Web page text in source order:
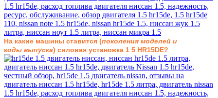
На какие машины ставится (поколения моделей и
годы выпуска) силовая установка 1 5 HR15DE?